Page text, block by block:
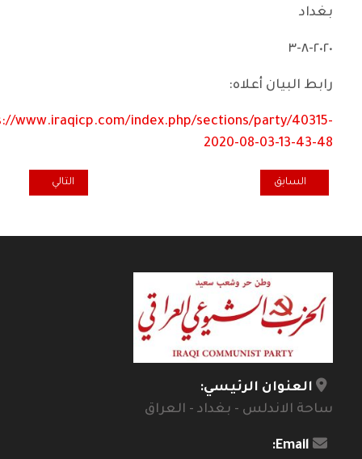
بغداد
٢٠٢٠-٨-٣
رابط البيان أعلاه:
www.iraqicp.com/index.php/sections/party/40315-
2020-08-03-13-43-48
المقال السابق: على طريق الشعب: موقف مبكر واضح من الانتخابات
السابق المقال التالي:
التالي
العنوان الرئيسي:
ساحة الاندلس - بغداد - العراق
Email: